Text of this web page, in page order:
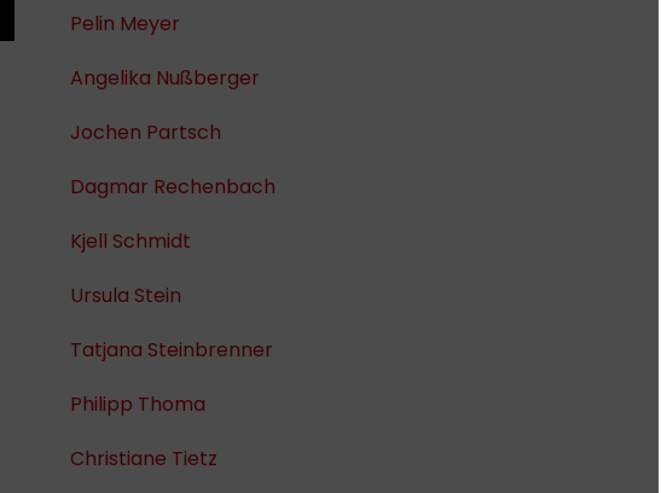
Pelin Meyer
Angelika Nußberger
Jochen Partsch
Dagmar Rechenbach
Kjell Schmidt
Ursula Stein
Tatjana Steinbrenner
Philipp Thoma
Christiane Tietz